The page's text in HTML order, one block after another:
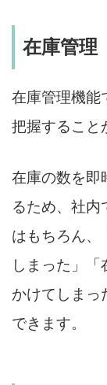
在庫管理
在庫管理機能
把握すること
在庫の数を即
るため、社内
はもちろん、
しまった」
かけてしまっ
できます。